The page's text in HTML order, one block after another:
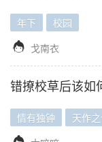
年下 校园
 戈南衣
错撩校草后该如
情有独钟 天作